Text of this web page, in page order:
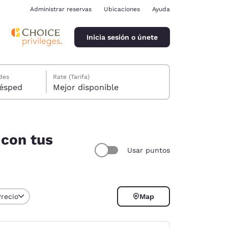
Administrar reservas Ubicaciones Ayuda
Inicia sesión o únete
1 huésped
Rate (Tarifa)
Mejor disponible
tus
Usar puntos
Map